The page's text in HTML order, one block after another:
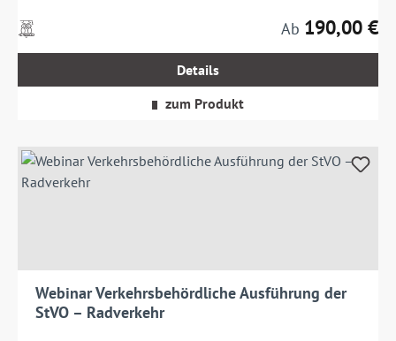
Regulärer Preis:
Ab 190,00 €
Preise
inkl.
Details
zum Produkt
Webinar Verkehrsbehördliche Ausführung der
StVO – Radverkehr